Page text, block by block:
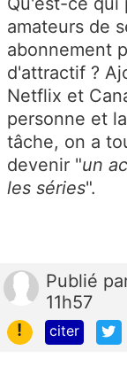
amateurs de
abonnement
d'attractif ?
Netflix et
personne et
tâche, on a
devenir "un
les séries".
Publié
11h57
!
citer